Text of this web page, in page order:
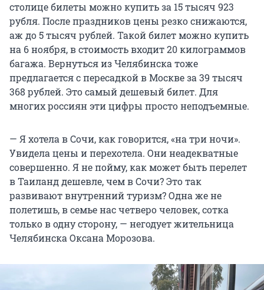
столице билеты можно купить за 15 тысяч 923
рубля. После праздников цены резко снижаются,
аж до 5 тысяч рублей. Такой билет можно купить
на 6 ноября, в стоимость входит 20 килограммов
багажа. Вернуться из Челябинска тоже
предлагается с пересадкой в Москве за 39 тысяч
368 рублей. Это самый дешевый билет. Для
многих россиян эти цифры просто неподъемные.
— Я хотела в Сочи, как говорится, «на три ночи».
Увидела цены и перехотела. Они неадекватные
совершенно. Я не пойму, как может быть перелет
в Таиланд дешевле, чем в Сочи? Это так
развивают внутренний туризм? Одна же не
полетишь, в семье нас четверо человек, сотка
только в одну сторону, — негодует жительница
Челябинска Оксана Морозова.